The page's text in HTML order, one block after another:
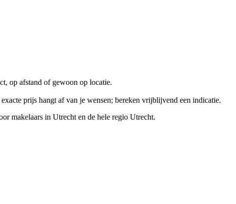
op afstand of gewoon op locatie.
prijs hangt af van je wensen; bereken vrijblijvend een indicatie.
makelaars in Utrecht en de hele regio Utrecht.